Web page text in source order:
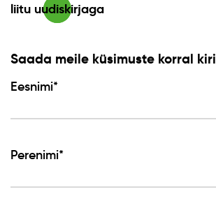
liitu uudiskirjaga
Saada meile küsimuste korral kiri
Eesnimi*
Perenimi*